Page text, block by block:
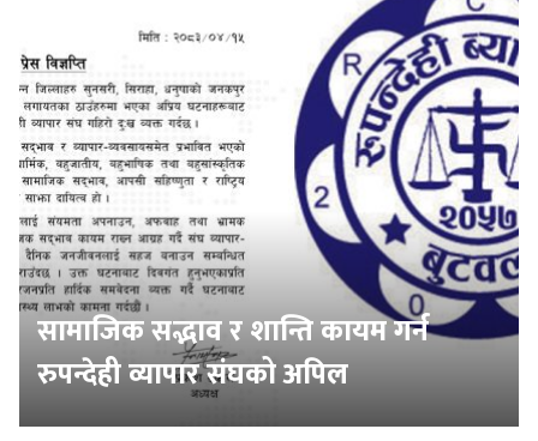
सामाजिक सद्भाव र शान्ति कायम गर्न
रुपन्देही व्यापार संघको अपिल